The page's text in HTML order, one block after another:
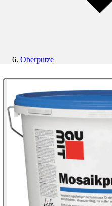
Oberputze